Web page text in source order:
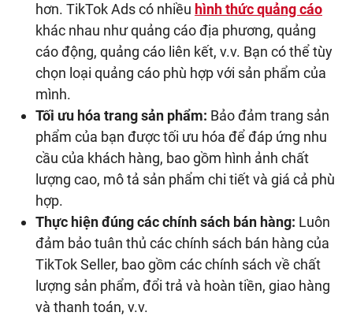
hơn. TikTok Ads có nhiều hình thức quảng cáo
khác nhau như quảng cáo địa phương, quảng
cáo động, quảng cáo liên kết, v.v. Bạn có thể tùy
chọn loại quảng cáo phù hợp với sản phẩm của
mình.
Tối ưu hóa trang sản phẩm: Bảo đảm trang sản
phẩm của bạn được tối ưu hóa để đáp ứng nhu
cầu của khách hàng, bao gồm hình ảnh chất
lượng cao, mô tả sản phẩm chi tiết và giá cả phù
hợp.
Thực hiện đúng các chính sách bán hàng: Luôn
đảm bảo tuân thủ các chính sách bán hàng của
TikTok Seller, bao gồm các chính sách về chất
lượng sản phẩm, đổi trả và hoàn tiền, giao hàng
và thanh toán, v.v.